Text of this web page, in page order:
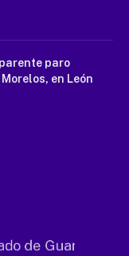
paro
en León